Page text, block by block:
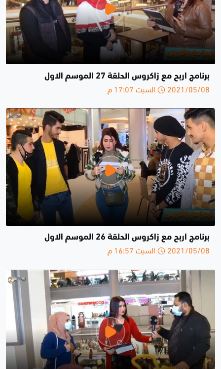
برنامج اربح مع زاكروس الحلقة 27 الموسم الاول
2021/05/08 السبت 17:07 م
برنامج اربح مع زاكروس الحلقة 26 الموسم الاول
2021/05/08 السبت 16:57 م